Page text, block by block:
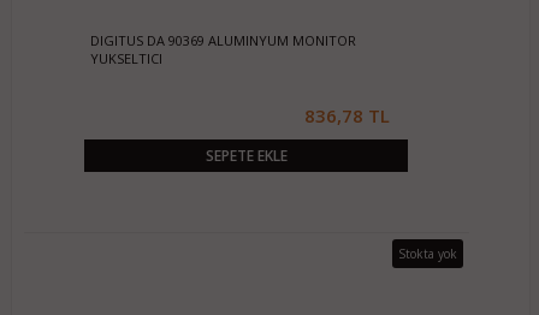
DIGITUS DA 90369 ALUMINYUM MONITOR
YUKSELTICI
836,78 TL
SEPETE EKLE
Stokta yok